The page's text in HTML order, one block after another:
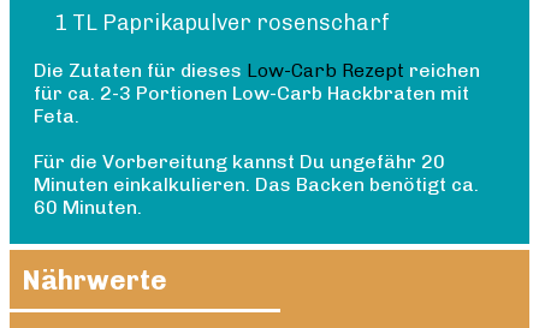
1 TL Paprikapulver rosenscharf
Die Zutaten für dieses Low-Carb Rezept reichen
für ca. 2-3 Portionen Low-Carb Hackbraten mit
Feta.
Für die Vorbereitung kannst Du ungefähr 20
Minuten einkalkulieren. Das Backen benötigt ca.
60 Minuten.
Nährwerte